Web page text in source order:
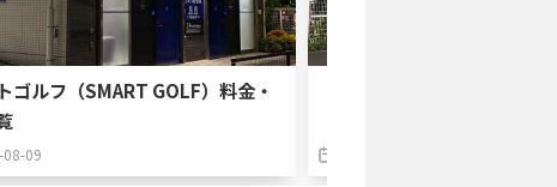
ゴルフ（SMART GOLF）料金・
09